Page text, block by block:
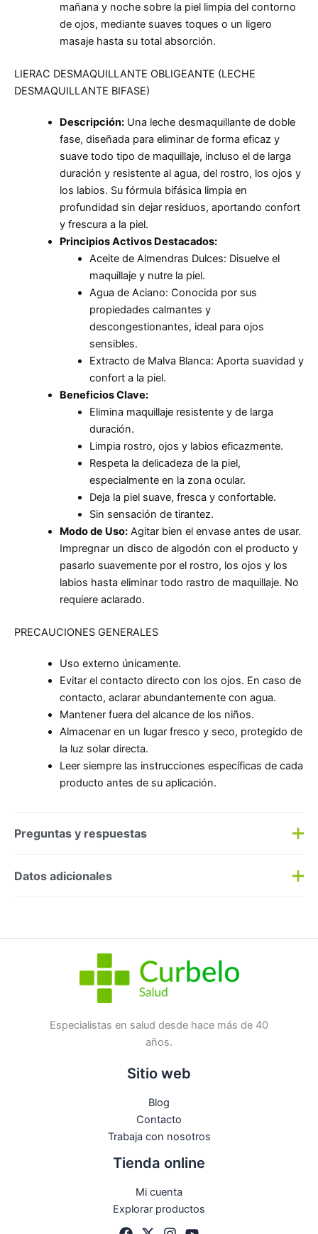
mañana y noche sobre la piel limpia del contorno
de ojos, mediante suaves toques o un ligero
masaje hasta su total absorción.
LIERAC DESMAQUILLANTE OBLIGEANTE (LECHE
DESMAQUILLANTE BIFASE)
Descripción:Una leche desmaquillante de doble
fase, diseñada para eliminar de forma eficaz y
suave todo tipo de maquillaje, incluso el de larga
duración y resistente al agua, del rostro, los ojos y
los labios. Su fórmula bifásica limpia en
profundidad sin dejar residuos, aportando confort
y frescura a la piel.
Principios Activos Destacados:
Aceite de Almendras Dulces: Disuelve el
maquillaje y nutre la piel.
Agua de Aciano: Conocida por sus
propiedades calmantes y
descongestionantes, ideal para ojos
sensibles.
Extracto de Malva Blanca: Aporta suavidad y
confort a la piel.
Beneficios Clave:
Elimina maquillaje resistente y de larga
duración.
Limpia rostro, ojos y labios eficazmente.
Respeta la delicadeza de la piel,
especialmente en la zona ocular.
Deja la piel suave, fresca y confortable.
Sin sensación de tirantez.
Modo de Uso:Agitar bien el envase antes de usar.
Impregnar un disco de algodón con el producto y
pasarlo suavemente por el rostro, los ojos y los
labios hasta eliminar todo rastro de maquillaje. No
requiere aclarado.
PRECAUCIONES GENERALES
Uso externo únicamente.
Evitar el contacto directo con los ojos. En caso de
contacto, aclarar abundantemente con agua.
Mantener fuera del alcance de los niños.
Almacenar en un lugar fresco y seco, protegido de
la luz solar directa.
Leer siempre las instrucciones específicas de cada
producto antes de su aplicación.
Preguntas y respuestas
Preguntas y respuestas
No hay preguntas todavía
Datos adicionales
Especialistas en salud desde hace más de 40
años.
Sitio web
Blog
Contacto
Trabaja con nosotros
Tienda online
Mi cuenta
Explorar productos